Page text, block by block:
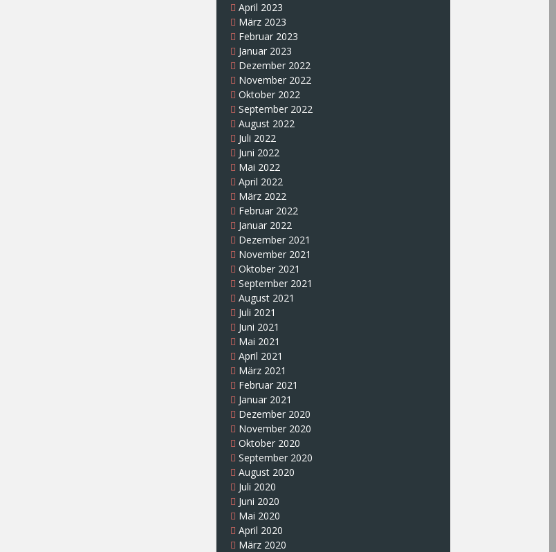
April 2023
März 2023
Februar 2023
Januar 2023
Dezember 2022
November 2022
Oktober 2022
September 2022
August 2022
Juli 2022
Juni 2022
Mai 2022
April 2022
März 2022
Februar 2022
Januar 2022
Dezember 2021
November 2021
Oktober 2021
September 2021
August 2021
Juli 2021
Juni 2021
Mai 2021
April 2021
März 2021
Februar 2021
Januar 2021
Dezember 2020
November 2020
Oktober 2020
September 2020
August 2020
Juli 2020
Juni 2020
Mai 2020
April 2020
März 2020